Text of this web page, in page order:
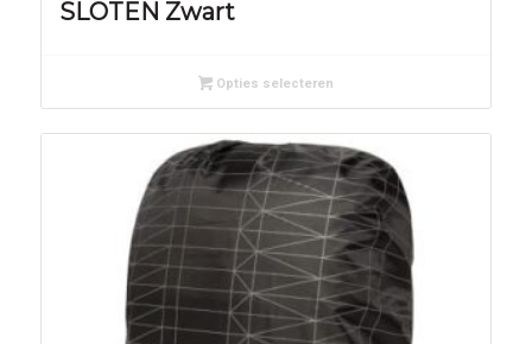
SLOTEN Zwart
Opties selecteren